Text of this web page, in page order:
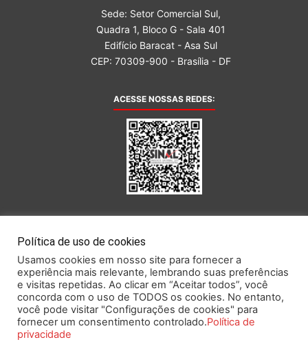
Sede: Setor Comercial Sul,
Quadra 1, Bloco G - Sala 401
Edifício Baracat - Asa Sul
CEP: 70309-900 - Brasília - DF
ACESSE NOSSAS REDES:
Este portal obedece às prescrições da Lei Geral de Proteção de Dados.
Política de uso de cookies
Usamos cookies em nosso site para fornecer a
experiência mais relevante, lembrando suas preferências
e visitas repetidas. Ao clicar em “Aceitar todos”, você
concorda com o uso de TODOS os cookies. No entanto,
você pode visitar "Configurações de cookies" para
fornecer um consentimento controlado.Política de
privacidade